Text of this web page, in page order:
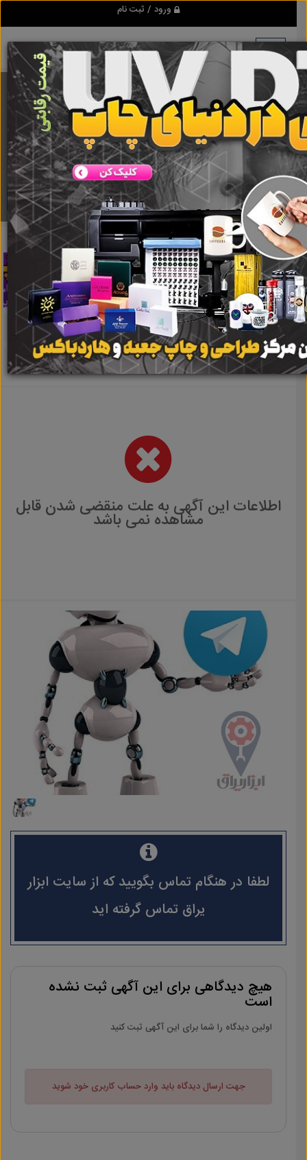
ورود / ثبت نام
برنامه اندروید ابزاریراق
مرجع نیازمندیهای ابزار و یراق آلات عمومی و صنعتی
دانلود
اطلاعات این آگهی به علت منقضی شدن قابل
مشاهده نمی باشد
لطفا در هنگام تماس بگویید که از سایت ابزار
یراق تماس گرفته اید
هیچ دیدگاهی برای این آگهی ثبت نشده
است
اولین دیدگاه را شما برای این آگهی ثبت کنید
جهت ارسال دیدگاه باید وارد حساب کاربری خود شوید